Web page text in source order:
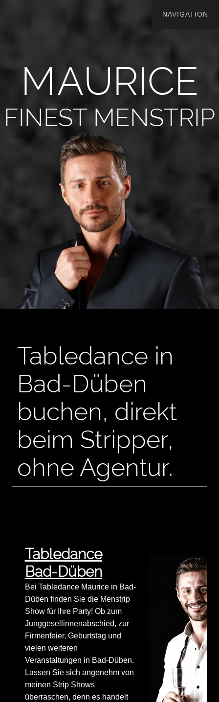
MAURICE
FINEST MENSTRIP
Tabledance in
Bad-Düben
buchen, direkt
beim Stripper,
ohne Agentur.
Tabledance
Bad-Düben
Bei Tabledance Maurice in Bad-
Düben finden Sie die Menstrip
Show für Ihre Party! Ob zum
Junggesellinnenabschied, zur
Firmenfeier, Geburtstag und
vielen weiteren
Veranstaltungen in Bad-Düben.
Lassen Sie sich angenehm von
meinen Strip Shows
überraschen, denn es handelt